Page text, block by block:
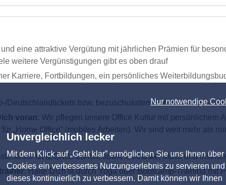
Nur notwendige
Unvergleichlich lecker
Mit dem Klick auf „Geht klar” ermöglichen Sie uns Ihnen über
Cookies ein verbessertes Nutzungserlebnis zu servieren und
dieses kontinuierlich zu verbessern. Damit können wir Ihnen
eine attraktive Vergütung mit jährlichen Prämien für
weitere Vergünstigungen gibt es oben drauf
Karriere, Fortbildungen, ein persönliches
Deutschlandtickets bzw. bezuschusstem Fahrrad-/eBike-
voran: Wir pflegen unsere Office Kultur mit persönlichem
„Home Office“ (mobiles Arbeiten). Wir sind weit mehr als
CHECKito-Lunch, sowie Getränke, Müsli und
: Halte Dich fit durch Yoga oder Bootcamp-Training mit